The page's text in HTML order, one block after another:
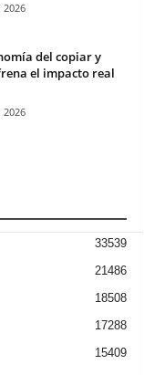
2026
del copiar y
el impacto real
2026
33539
21486
18508
17288
15409